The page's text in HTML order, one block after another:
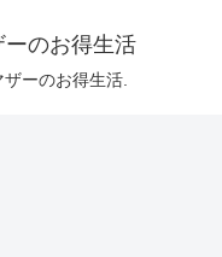
のお得生活
ーのお得生活.